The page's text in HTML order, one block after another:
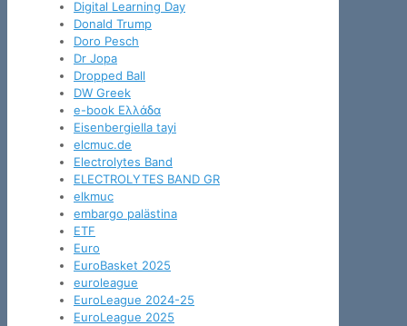
Digital Learning Day
Donald Trump
Doro Pesch
Dr Jopa
Dropped Ball
DW Greek
e-book Ελλάδα
Eisenbergiella tayi
elcmuc.de
Electrolytes Band
ELECTROLYTES BAND GR
elkmuc
embargo palästina
ETF
Euro
EuroBasket 2025
euroleague
EuroLeague 2024-25
EuroLeague 2025